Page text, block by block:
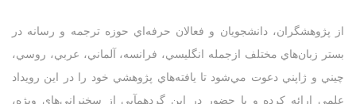
از پژوهشگران، دانشجويان و فعالان حرفه‌اي حوزه ترجمه و رسانه در
بستر زبان‌هاي مختلف ازجمله انگليسي، فرانسه، آلماني، عربي، روسي،
چيني و ژاپني دعوت مي‌شود تا يافته‌هاي پژوهشي خود را در اين رويداد
علمي ارائه کرده و با حضور در اين گردهمآيي از سخنراني‌هاي ويژه،